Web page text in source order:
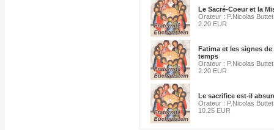
Le Sacré-Coeur et la
Orateur : P.Nicolas Buttet
2.20 EUR
Fatima et les signes de
temps
Orateur : P.Nicolas Buttet
2.20 EUR
Le sacrifice est-il
Orateur : P.Nicolas Buttet
10.25 EUR